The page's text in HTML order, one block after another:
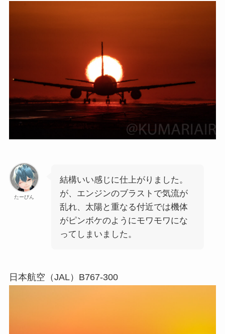
たーびん
結構いい感じに仕上がりました。
が、エンジンのブラストで気流が
乱れ、太陽と重なる付近では機体
がピンボケのようにモワモワにな
ってしまいました。
日本航空（JAL）B767-300